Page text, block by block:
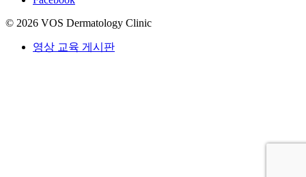
© 2026 VOS Dermatology Clinic
영상 교육 게시판